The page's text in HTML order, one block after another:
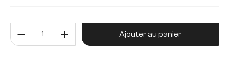
Quantité de produit : Entrez la
Ajouter au panier